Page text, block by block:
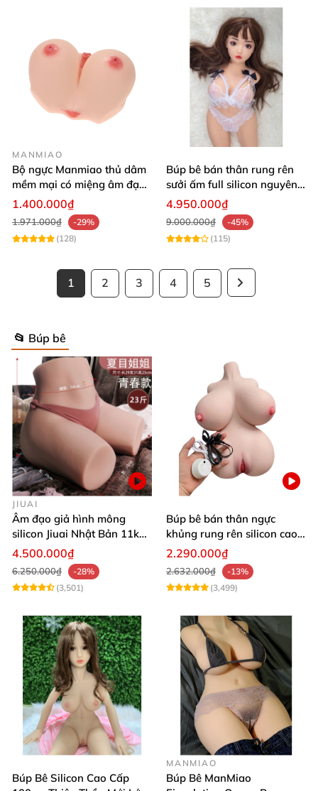
MANMIAO
Bộ ngực Manmiao thủ dâm
mềm mại có miệng âm đạo
thật
1.400.000₫
1.971.000₫
-29%
(128)
Búp bê bán thân rung rên
sưởi ấm full silicon nguyên
khối
4.950.000₫
9.000.000₫
-45%
(115)
1 2 3 4 5
📂 Búp bê
JIUAI
Âm đạo giả hình mông
silicon Jiuai Nhật Bản 11kg
kích cỡ thật
4.500.000₫
6.250.000₫
-28%
(3,501)
Búp bê bán thân ngực
khủng rung rên silicon cao
cấp kích thích cực đã
2.290.000₫
2.632.000₫
-13%
(3,499)
Búp Bê Silicon Cao Cấp
MANMIAO
Búp Bê ManMiao